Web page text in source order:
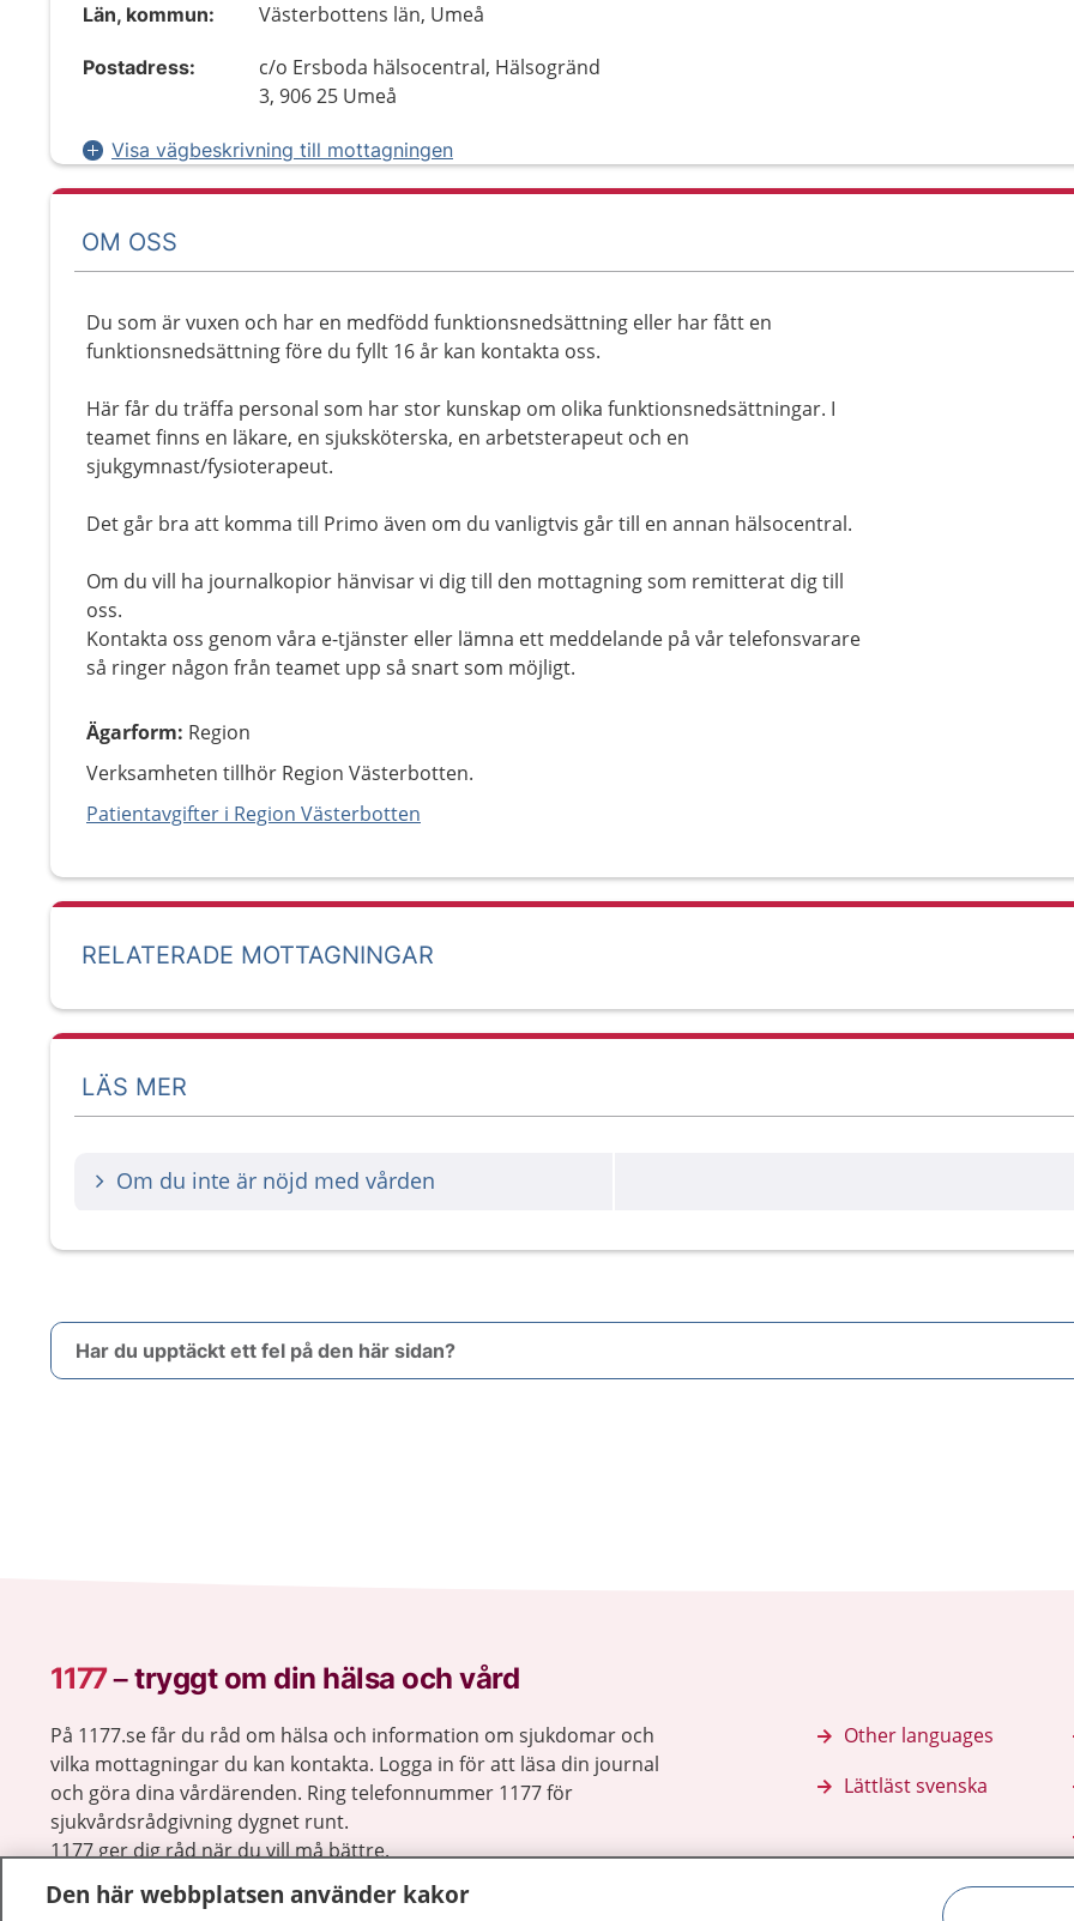
Län, kommun: Västerbottens län, Umeå
Postadress:
c/o Ersboda hälsocentral, Hälsogränd
3, 906 25 Umeå
Visa vägbeskrivning till mottagningen
OM OSS
Du som är vuxen och har en medfödd funktionsnedsättning eller har fått en
funktionsnedsättning före du fyllt 16 år kan kontakta oss.
Här får du träffa personal som har stor kunskap om olika funktionsnedsättningar. I
teamet finns en läkare, en sjuksköterska, en arbetsterapeut och en
sjukgymnast/fysioterapeut.
Det går bra att komma till Primo även om du vanligtvis går till en annan hälsocentral.
Om du vill ha journalkopior hänvisar vi dig till den mottagning som remitterat dig till
oss.
Kontakta oss genom våra e-tjänster eller lämna ett meddelande på vår telefonsvarare
så ringer någon från teamet upp så snart som möjligt.
Ägarform: Region
Verksamheten tillhör Region Västerbotten.
Patientavgifter i Region Västerbotten
RELATERADE MOTTAGNINGAR
LÄS MER
Om du inte är nöjd med vården
Har du upptäckt ett fel på den här sidan?
1177–tryggt om din hälsa och vård
På 1177.se får du råd om hälsa och information om sjukdomar och
vilka mottagningar du kan kontakta. Logga in för att läsa din journal
och göra dina vårdärenden. Ring telefonnummer 1177 för
sjukvårdsrådgivning dygnet runt.
1177 ger dig råd när du vill må bättre.
Other languages
Lättläst svenska
Den här webbplatsen använder kakor